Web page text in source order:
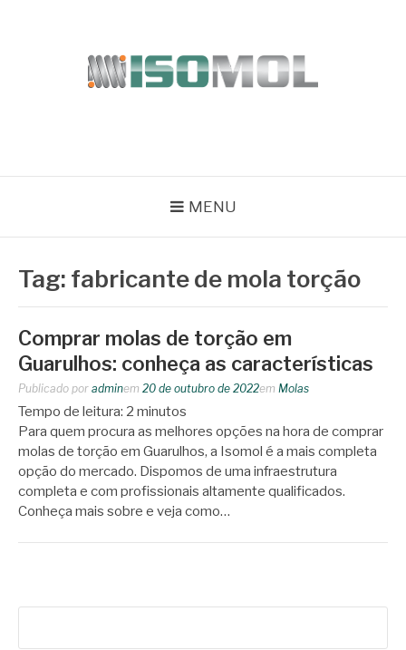
MENU
Tag: fabricante de mola torção
Comprar molas de torção em
Guarulhos: conheça as características
Publicado por adminem 20 de outubro de 2022em Molas
Tempo de leitura: 2 minutos
Para quem procura as melhores opções na hora de comprar
molas de torção em Guarulhos, a Isomol é a mais completa
opção do mercado. Dispomos de uma infraestrutura
completa e com profissionais altamente qualificados.
Conheça mais sobre e veja como…